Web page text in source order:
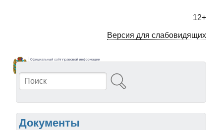
12+
Версия для слабовидящих
Поиск
Документы